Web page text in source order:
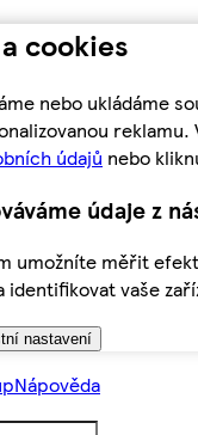
cookies
nebo ukládáme
údajů nebo
údaje z
umožníte měřit
identifikovat vaše
nastavení
Nápověda